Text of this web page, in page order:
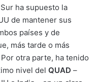
ha supuesto la
de mantener sus
países y de
más tarde o más
otra parte, ha tenido
nivel del QUAD –